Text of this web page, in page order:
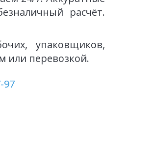
расчёт.
упаковщиков,
или перевозкой.
97